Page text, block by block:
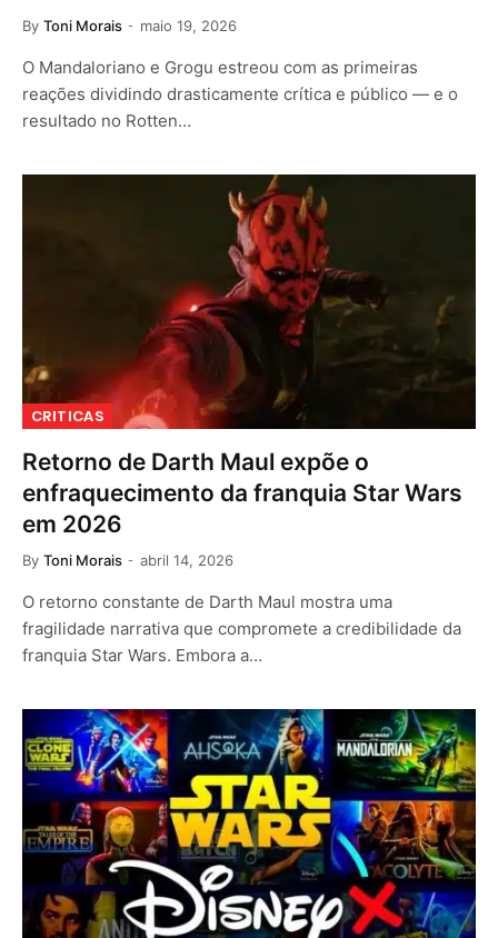
By Toni Morais maio 19, 2026
O Mandaloriano e Grogu estreou com as primeiras
reações dividindo drasticamente crítica e público — e o
resultado no Rotten…
CRITICAS
Retorno de Darth Maul expõe o
enfraquecimento da franquia Star Wars
em 2026
By Toni Morais abril 14, 2026
O retorno constante de Darth Maul mostra uma
fragilidade narrativa que compromete a credibilidade da
franquia Star Wars. Embora a…